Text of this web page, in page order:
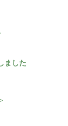
ました